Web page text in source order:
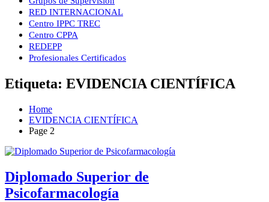
RED INTERNACIONAL
Centro IPPC TREC
Centro CPPA
REDEPP
Profesionales Certificados
Etiqueta: EVIDENCIA CIENTÍFICA
Home
EVIDENCIA CIENTÍFICA
Page 2
Diplomado Superior de
Psicofarmacología